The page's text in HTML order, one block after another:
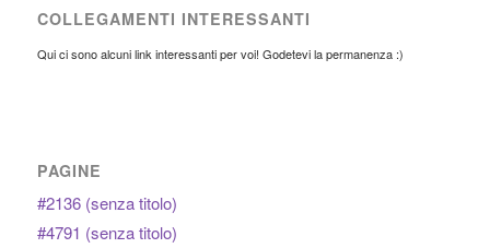
COLLEGAMENTI INTERESSANTI
Qui ci sono alcuni link interessanti per voi! Godetevi la permanenza :)
PAGINE
#2136 (senza titolo)
#4791 (senza titolo)